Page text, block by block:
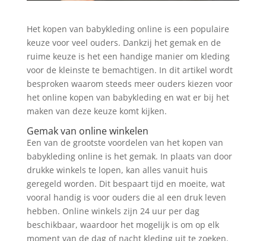
Het kopen van babykleding online is een populaire
keuze voor veel ouders. Dankzij het gemak en de
ruime keuze is het een handige manier om kleding
voor de kleinste te bemachtigen. In dit artikel wordt
besproken waarom steeds meer ouders kiezen voor
het online kopen van babykleding en wat er bij het
maken van deze keuze komt kijken.
Gemak van online winkelen
Een van de grootste voordelen van het kopen van
babykleding online is het gemak. In plaats van door
drukke winkels te lopen, kan alles vanuit huis
geregeld worden. Dit bespaart tijd en moeite, wat
vooral handig is voor ouders die al een druk leven
hebben. Online winkels zijn 24 uur per dag
beschikbaar, waardoor het mogelijk is om op elk
moment van de dag of nacht kleding uit te zoeken.